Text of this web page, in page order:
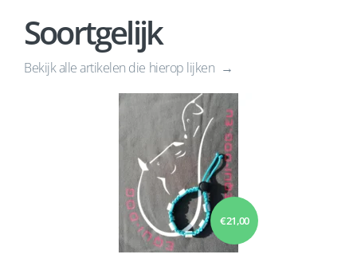
Soortgelijk
Bekijk alle artikelen die hierop lijken
€ 21,00